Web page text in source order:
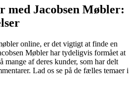
med Jacobsen Møbler:
online, er det vigtigt at finde en
Møbler har tydeligvis formået at
mange af deres kunder, som har delt
Lad os se på de fælles temaer i